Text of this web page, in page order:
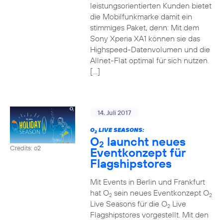
leistungsorientierten Kunden bietet
die Mobilfunkmarke damit ein
stimmiges Paket, denn: Mit dem
Sony Xperia XA1 können sie das
Highspeed-Datenvolumen und die
Allnet-Flat optimal für sich nutzen.
[…]
Credits: o2
14. Juli 2017
O2LIVE SEASONS:
O2 launcht neues
Eventkonzept für
Flagshipstores
Mit Events in Berlin und Frankfurt
hat O2sein neues Eventkonzept O2
Live Seasons für die O2Live
Flagshipstores vorgestellt. Mit den